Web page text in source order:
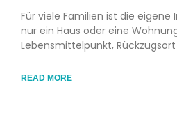
Für viele Familien ist die
nur ein Haus oder eine
Lebensmittelpunkt,
READ MORE